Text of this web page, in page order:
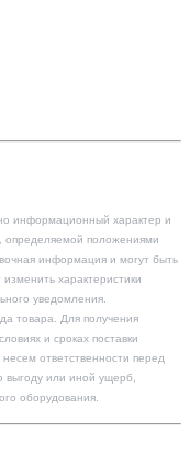
информационный характер и
определяемой положениями
информация и могут быть
характеристики
уведомления.
товара. Для получения
и сроках поставки
ответственности перед
выгоду или иной ущерб,
оборудования.